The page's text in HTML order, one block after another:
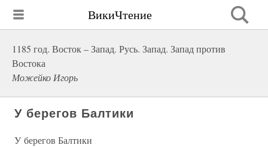
ВикиЧтение
1185 год. Восток – Запад. Русь. Запад. Запад против
Востока
Можейко Игорь
У берегов Балтики
У берегов Балтики